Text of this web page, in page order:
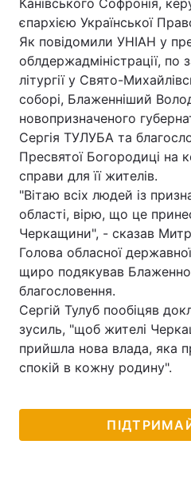
Канівського Софронія,
єпархією Української
Як повідомили УНІАН у
облдержадміністрації, по
літургії у Свято-
соборі, Блаженніший
новопризначеного
Сергія ТУЛУБА та
Пресвятої Богородиці на
справи для її жителів.
"Вітаю всіх людей із
області, вірю, що це
Черкащини", - сказав
Голова обласної
щиро подякував
благословення.
Сергій Тулуб пообіцяв
зусиль, "щоб жителі
прийшла нова влада, яка
спокій в кожну родину".